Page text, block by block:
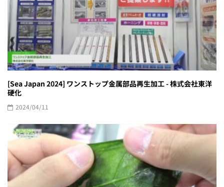
[Sea Japan 2024] ワンストップ金属部品再生加工 - 株式会社東洋
硬化
2024/04/11